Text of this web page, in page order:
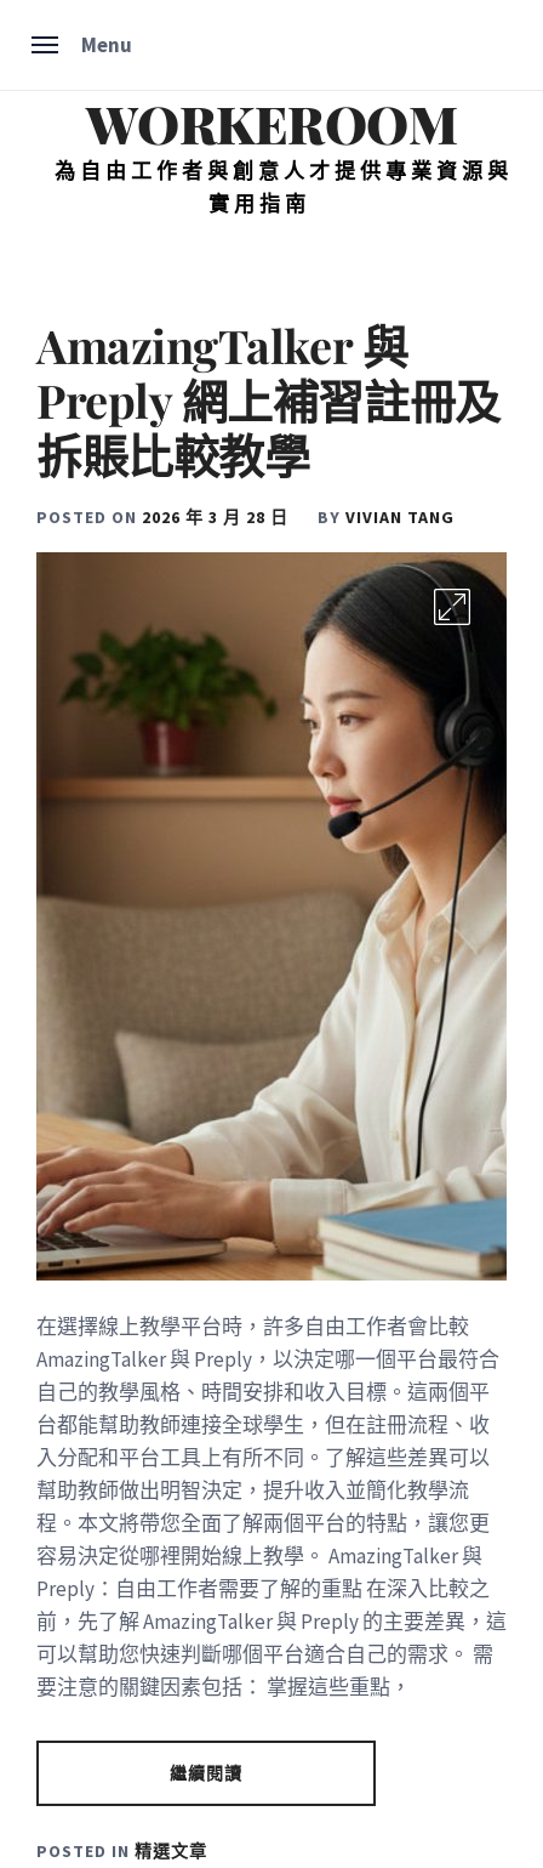
Menu
WORKEROOM
為自由工作者與創意人才提供專業資源與
實用指南
AmazingTalker 與
Preply 網上補習註冊及
拆賬比較教學
POSTED ON 2026 年 3 月 28 日 BY VIVIAN TANG
在選擇線上教學平台時，許多自由工作者會比較
AmazingTalker 與 Preply，以決定哪一個平台最符合
自己的教學風格、時間安排和收入目標。這兩個平
台都能幫助教師連接全球學生，但在註冊流程、收
入分配和平台工具上有所不同。了解這些差異可以
幫助教師做出明智決定，提升收入並簡化教學流
程。本文將帶您全面了解兩個平台的特點，讓您更
容易決定從哪裡開始線上教學。 AmazingTalker 與
Preply：自由工作者需要了解的重點 在深入比較之
前，先了解 AmazingTalker 與 Preply 的主要差異，這
可以幫助您快速判斷哪個平台適合自己的需求。 需
要注意的關鍵因素包括： 掌握這些重點，
繼續閱讀
POSTED IN 精選文章